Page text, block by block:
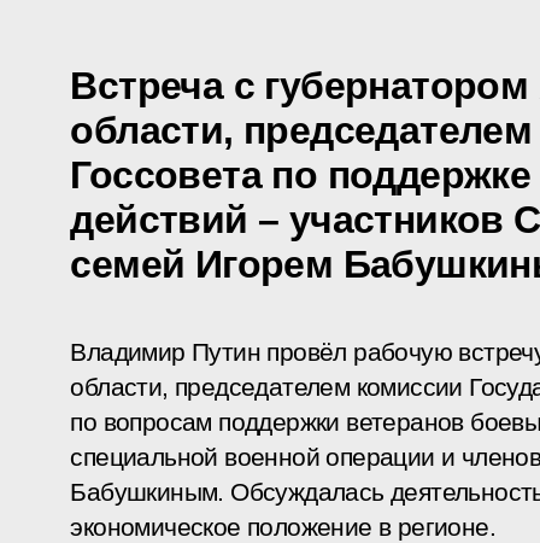
Встреча с
области,
Госсовета по
действий – участников
семей Игорем
Владимир Путин провёл рабочую
области, председателем комиссии
по вопросам поддержки ветеранов
специальной военной операции и
Бабушкиным. Обсуждалась
экономическое положение в регионе.